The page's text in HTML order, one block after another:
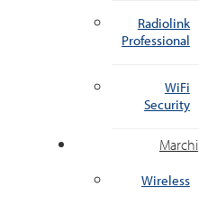
Radiolink
Professional
WiFi
Security
Marchi
Wireless